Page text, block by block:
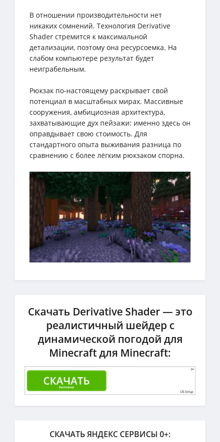
В отношении производительности нет
никаких сомнений. Технология Derivative
Shader стремится к максимальной
детализации, поэтому она ресурсоемка. На
слабом компьютере результат будет
неиграбельным.
Рюкзак по-настоящему раскрывает свой
потенциал в масштабных мирах. Массивные
сооружения, амбициозная архитектура,
захватывающие дух пейзажи: именно здесь он
оправдывает свою стоимость. Для
стандартного опыта выживания разница по
сравнению с более лёгким рюкзаком спорна.
Скачать Derivative Shader — это
реалистичный шейдер с
динамической погодой для
Minecraft для Minecraft:
СКАЧАТЬ ЯНДЕКС СЕРВИСЫ 0+: